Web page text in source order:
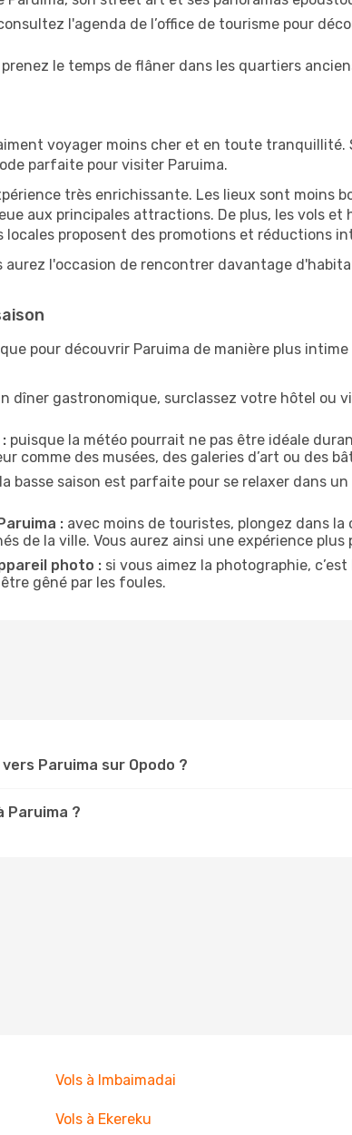
l'agenda de l’office de tourisme pour
prenez le temps de flâner dans les quartiers
voyager moins cher et en toute tranquillité.
parfaite pour visiter Paruima.
très enrichissante. Les lieux sont moins
aux principales attractions. De plus, les vols
locales proposent des promotions et réductions
aurez l'occasion de rencontrer davantage
pour découvrir Paruima de manière plus
dîner gastronomique, surclassez votre hôtel ou
puisque la météo pourrait ne pas être idéale
comme des musées, des galeries d’art ou des
la basse saison est parfaite pour se relaxer dans
: avec moins de touristes, plongez dans
de la ville. Vous aurez ainsi une expérience plus
photo : si vous aimez la photographie,
gêné par les foules.
Paruima sur Opodo ?
Paruima ?
Vols à Imbaimadai
Vols à Ekereku